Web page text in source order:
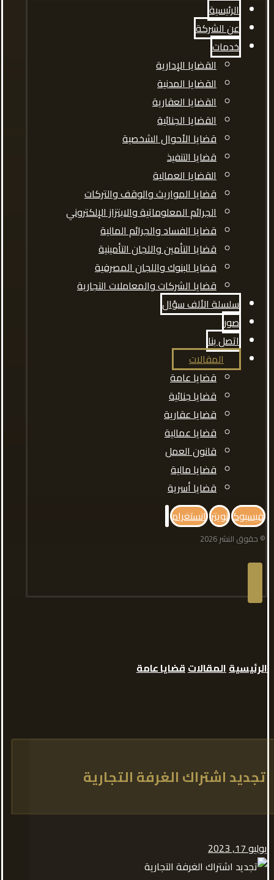
الرئيسية
عن الشركة
خدمات
القضايا الإدارية
القضايا المدنية
القضايا العقارية
القضايا الجنائية
قضايا الأحوال الشخصية
قضايا التنفيذ
القضايا العمالية
قضايا المواريث والوقف والتركات
الجرائم المعلوماتية والابتزاز الإلكتروني
قضايا الفساد والجرائم المالية
قضايا التأمين واللجان التأمينية
قضايا البنوك واللجان المصرفية
قضايا الشركات والمعاملات التجارية
سلسلة الألف سؤال
صور
اتصل بنا
المقالات
قضايا عامة
قضايا جنائية
قضايا عقارية
قضايا عمالية
قانون العمل
قضايا مالية
قضايا أسرية
فيسبوك تويتر انستغرام
© حقوق النشر 2026
الرئيسيةالمقالاتقضايا عامة
تجديد اشتراك الغرفة التجارية
يوليو 17, 2023